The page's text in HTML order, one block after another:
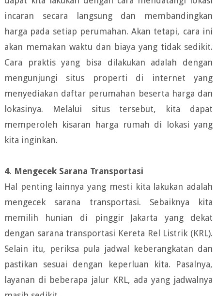
incaran secara langsung dan membandingkan
harga pada setiap perumahan. Akan tetapi, cara ini
akan memakan waktu dan biaya yang tidak sedikit.
Cara praktis yang bisa dilakukan adalah dengan
mengunjungi situs properti di internet yang
menyediakan daftar perumahan beserta harga dan
lokasinya. Melalui situs tersebut, kita dapat
memperoleh kisaran harga rumah di lokasi yang
kita inginkan.
4. Mengecek Sarana Transportasi
Hal penting lainnya yang mesti kita lakukan adalah
mengecek sarana transportasi. Sebaiknya kita
memilih hunian di pinggir Jakarta yang dekat
dengan sarana transportasi Kereta Rel Listrik (KRL).
Selain itu, periksa pula jadwal keberangkatan dan
pastikan sesuai dengan keperluan kita. Pasalnya,
layanan di beberapa jalur KRL, ada yang jadwalnya